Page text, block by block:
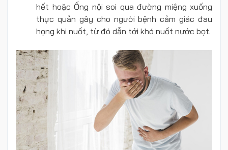
hết hoặc Ống nội soi qua đường miệng xuống
thực quản gây cho người bệnh cảm giác đau
họng khi nuốt, từ đó dẫn tới khó nuốt nước bọt.